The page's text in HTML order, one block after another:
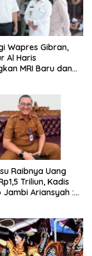
Wapres Gibran,
Al Haris
MRI Baru dan
Raibnya Uang
Triliun, Kadis
Jambi Ariansyah :